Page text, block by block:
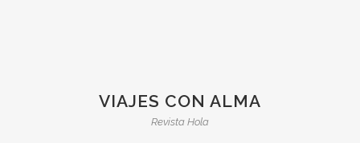
VIAJES CON ALMA
Revista Hola